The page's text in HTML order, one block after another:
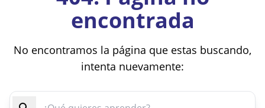
encontrada
No encontramos la página que estas buscando,
intenta nuevamente: